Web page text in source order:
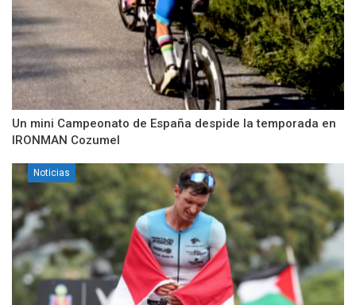
Un mini Campeonato de España despide la temporada en
IRONMAN Cozumel
Noticias